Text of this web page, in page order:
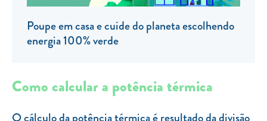
PRÉMIOS
EFICIÊNCIA ENERGÉTICA
FRAUDE E SEGURANÇA
Preços de referência
Poupe em casa e cuide do planeta escolhendo
energia 100% verde
Como calcular a potência térmica
O cálculo da potência térmica é resultado da divisão